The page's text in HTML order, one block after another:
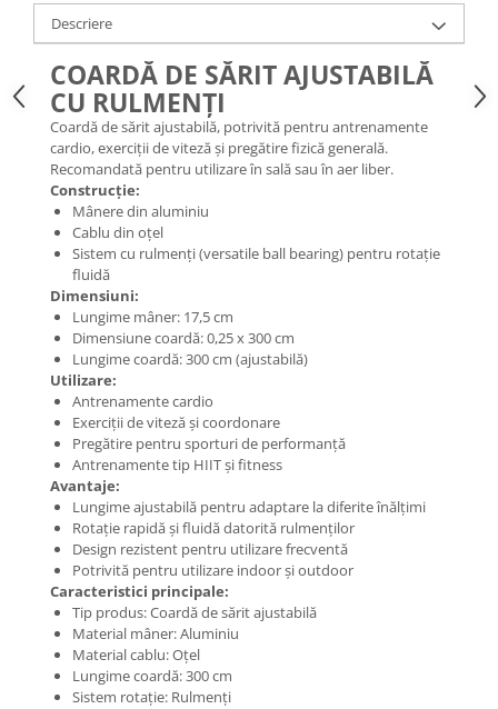
Descriere
COARDĂ DE SĂRIT AJUSTABILĂ
CU RULMENȚI
Coardă de sărit ajustabilă, potrivită pentru antrenamente
cardio, exerciții de viteză și pregătire fizică generală.
Recomandată pentru utilizare în sală sau în aer liber.
Construcție:
Mânere din aluminiu
Cablu din oțel
Sistem cu rulmenți (versatile ball bearing) pentru rotație
fluidă
Dimensiuni:
Lungime mâner: 17,5 cm
Dimensiune coardă: 0,25 x 300 cm
Lungime coardă: 300 cm (ajustabilă)
Utilizare:
Antrenamente cardio
Exerciții de viteză și coordonare
Pregătire pentru sporturi de performanță
Antrenamente tip HIIT și fitness
Avantaje:
Lungime ajustabilă pentru adaptare la diferite înălțimi
Rotație rapidă și fluidă datorită rulmenților
Design rezistent pentru utilizare frecventă
Potrivită pentru utilizare indoor și outdoor
Caracteristici principale:
Tip produs: Coardă de sărit ajustabilă
Material mâner: Aluminiu
Material cablu: Oțel
Lungime coardă: 300 cm
Sistem rotație: Rulmenți